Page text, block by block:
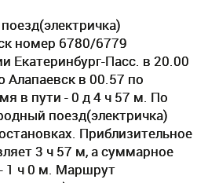
номер 6780/6779
Екатеринбург-Пасс. в 20.00
Алапаевск в 00.57 по
в пути - 0 д 4 ч 57 м. По
поезд(электричка)
Приблизительное
3 ч 57 м, а суммарное
1 ч 0 м. Маршрут